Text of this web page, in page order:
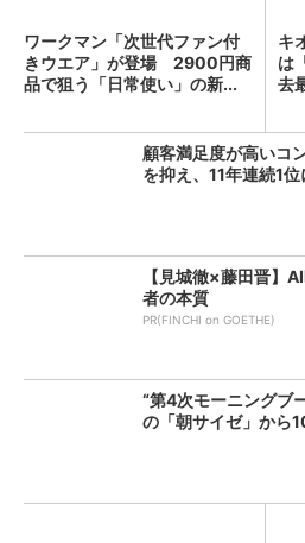
ワークマン「次世代ファン付
きウエア」が登場 2900円商
品で狙う「日常使い」の新...
キ
は
去
顧客満足度が高いコ
を抑え、11年連続1
【見城徹×藤田晋】
者の本質
PR(FINCHI on GOETHE)
“第4次モーニング
の「朝サイゼ」から